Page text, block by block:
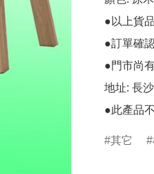
●以上貨
●訂單確
●門市尚
地址: 長
●此產品
其它